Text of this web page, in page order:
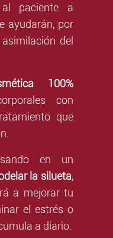
al paciente a
ayudarán, por
del
100%
con
que
en un
la silueta,
a mejorar tu
el estrés o
a diario.